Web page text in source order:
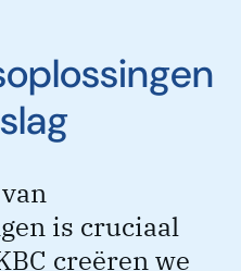
is cruciaal
creëren we